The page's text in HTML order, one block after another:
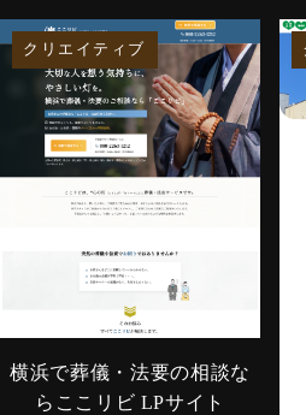
クリエイティブ
横浜で葬儀・法要の相談な
らここリビ LPサイト